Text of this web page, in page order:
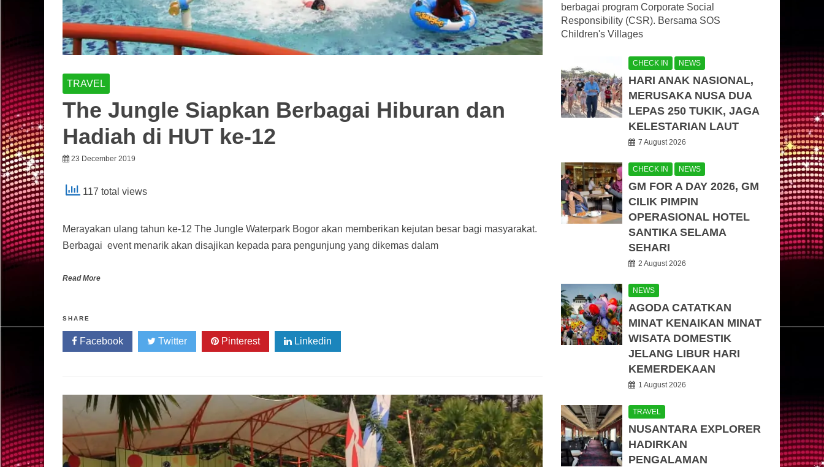
TRAVEL
The Jungle Siapkan Berbagai Hiburan dan
Hadiah di HUT ke-12
23 December 2019
117 total views
Merayakan ulang tahun ke-12 The Jungle Waterpark Bogor akan memberikan kejutan besar bagi masyarakat.
Berbagai event menarik akan disajikan kepada para pengunjung yang dikemas dalam
Read More
SHARE
Facebook Twitter Pinterest Linkedin
berbagai program Corporate Social
Responsibility (CSR). Bersama SOS
Children's Villages
CHECK IN NEWS
HARI ANAK NASIONAL,
MERUSAKA NUSA DUA
LEPAS 250 TUKIK, JAGA
KELESTARIAN LAUT
7 August 2026
CHECK IN NEWS
GM FOR A DAY 2026, GM
CILIK PIMPIN
OPERASIONAL HOTEL
SANTIKA SELAMA
SEHARI
2 August 2026
NEWS
AGODA CATATKAN
MINAT KENAIKAN MINAT
WISATA DOMESTIK
JELANG LIBUR HARI
KEMERDEKAAN
1 August 2026
TRAVEL
NUSANTARA EXPLORER
HADIRKAN
PENGALAMAN